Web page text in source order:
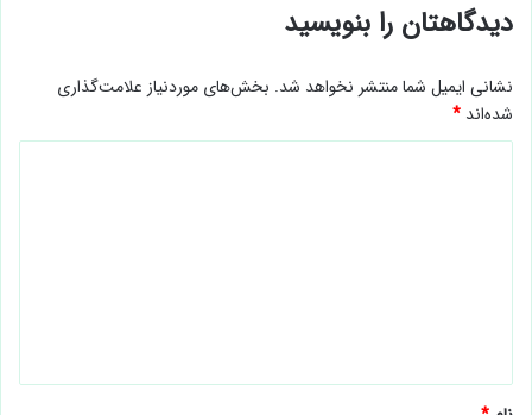
دیدگاهتان را بنویسید
نشانی ایمیل شما منتشر نخواهد شد. بخش‌های موردنیاز علامت‌گذاری
شده‌اند *